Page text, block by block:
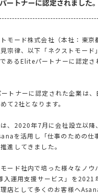
ス＆サポート
ス＆サポート
イセンス＆サポート
ンス＆サポート
AWS総合支援
ル・構築
トナーに認定されました。
モード株式会社（本社：東京
宗律、以下「ネクストモード
あるEliteパートナーに認定さ
トナーに認定された企業は、
て2社となります。
、2020年7月に会社設立以降
を活用し「仕事のための仕
進してきました。
ード社内で培った様々なノウ
入運用支援サービス」を2021
店として多くのお客様へ